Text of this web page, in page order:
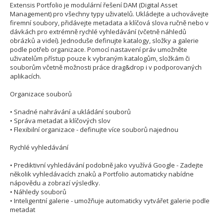
Extensis Portfolio je modulární řešení DAM (Digital Asset
Management) pro všechny typy uživatelů. Ukládejte a uchovávejte
firemní soubory, přidávejte metadata a klíčová slova ručně nebo v
dávkách pro extrémně rychlé vyhledávání (včetně náhledů
obrázků a videí). Jednoduše definujte katalogy, složky a galerie
podle potřeb organizace. Pomocí nastavení práv umožněte
uživatelům přístup pouze k vybraným katalogům, složkám či
souborům včetně možnosti práce drag&drop i v podporovaných
aplikacích.
Organizace souborů
• Snadné nahrávání a ukládání souborů
• Správa metadat a klíčových slov
• Flexibilní organizace - definujte více souborů najednou
Rychlé vyhledávání
• Prediktivní vyhledávání podobně jako využívá Google - Zadejte
několik vyhledávacích znaků a Portfolio automaticky nabídne
nápovědu a zobrazí výsledky.
• Náhledy souborů
• Inteligentní galerie - umožňuje automaticky vytvářet galerie podle
metadat